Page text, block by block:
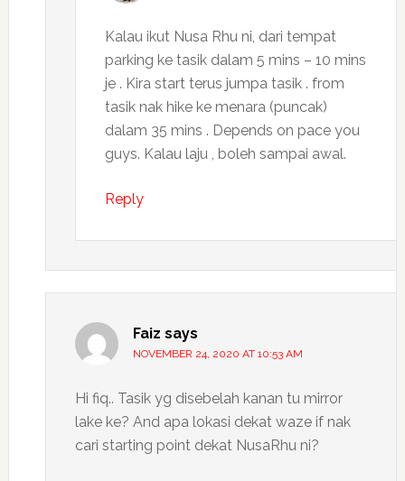
Kalau ikut Nusa Rhu ni, dari tempat
parking ke tasik dalam 5 mins – 10 mins
je . Kira start terus jumpa tasik . from
tasik nak hike ke menara (puncak)
dalam 35 mins . Depends on pace you
guys. Kalau laju , boleh sampai awal.
Reply
Faiz says
NOVEMBER 24, 2020 AT 10:53 AM
Hi fiq.. Tasik yg disebelah kanan tu mirror
lake ke? And apa lokasi dekat waze if nak
cari starting point dekat NusaRhu ni?